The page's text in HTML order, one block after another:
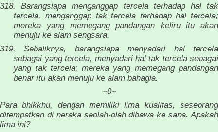
318. Barangsiapa menganggap tercela terhadap hal tak
tercela, menganggap tak tercela terhadap hal tercela;
mereka yang memegang pandangan keliru itu akan
menuju ke alam sengsara.
319. Sebaliknya, barangsiapa menyadari hal tercela
sebagai yang tercela, menyadari hal tak tercela sebagai
yang tak tercela; mereka yang memegang pandangan
benar itu akan menuju ke alam bahagia.
~0~
Para bhikkhu, dengan memiliki lima kualitas, seseorang
ditempatkan di neraka seolah-olah dibawa ke sana. Apakah
lima ini?